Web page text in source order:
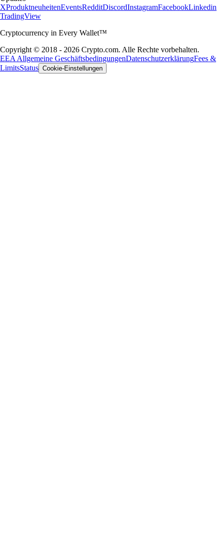
XProduktneuheitenEventsRedditDiscordInstagramFacebookLinkedin
TradingView
Cryptocurrency in Every Wallet™
Copyright © 2018 - 2026 Crypto.com. Alle Rechte vorbehalten.
EEA Allgemeine GeschäftsbedingungenDatenschutzerklärungFees &
LimitsStatus Cookie-Einstellungen